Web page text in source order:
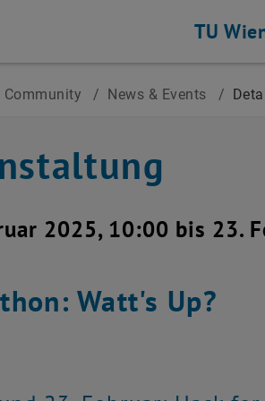
TU
Community / News & Events /
2025, 10:00 bis 23.
Watt's Up?